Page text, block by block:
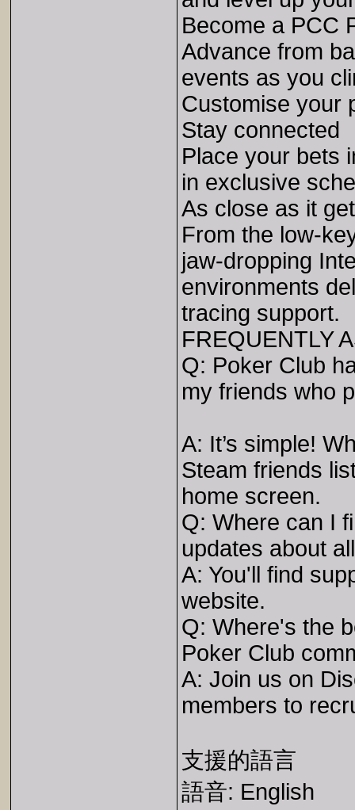
Become a PCC
Advance from
events as you
Customise your
Stay connected
Place your bets
in exclusive
As close as it
From the low-
jaw-dropping
environments
tracing support.
FREQUENTLY
Q: Poker Club
my friends who
A: It’s simple!
Steam friends
home screen.
Q: Where can I
updates about
A: You'll find
website.
Q: Where's the
Poker Club
A: Join us on
members to
支援的語言
語音: English